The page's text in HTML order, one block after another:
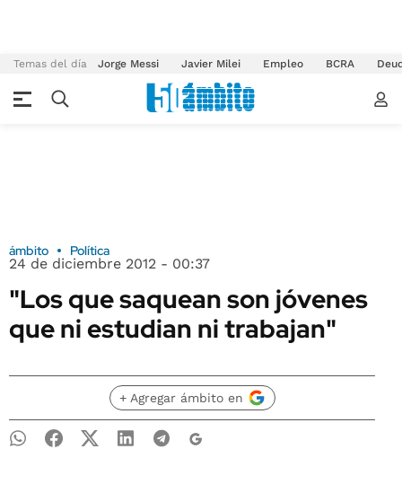
Temas del día Jorge Messi Javier Milei Empleo BCRA
ámbito Política
24 de diciembre 2012 - 00:37
"Los que saquean son jóvenes
que ni estudian ni trabajan"
+ Agregar ámbito en